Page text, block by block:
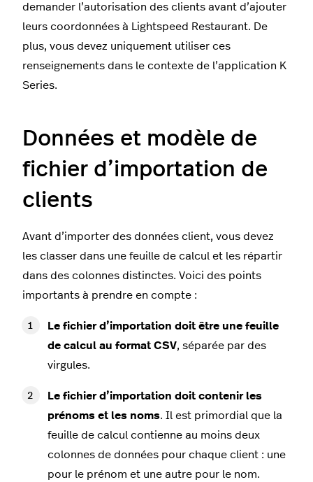
demander l’autorisation des clients avant d’ajouter
leurs coordonnées à Lightspeed Restaurant. De
plus, vous devez uniquement utiliser ces
renseignements dans le contexte de l’application K
Series.
Données et modèle de
fichier d’importation de
clients
Avant d’importer des données client, vous devez
les classer dans une feuille de calcul et les répartir
dans des colonnes distinctes. Voici des points
importants à prendre en compte :
Le fichier d’importation doit être une feuille
de calcul au format CSV, séparée par des
virgules.
Le fichier d’importation doit contenir les
prénoms et les noms. Il est primordial que la
feuille de calcul contienne au moins deux
colonnes de données pour chaque client : une
pour le prénom et une autre pour le nom.